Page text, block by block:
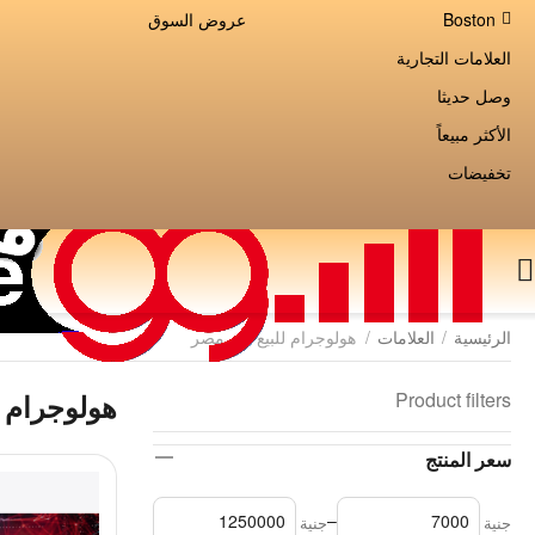
Boston
عروض السوق
العلامات التجارية
وصل حديثا
الأكثر مبيعاً
تخفيضات
الرئيسية / العلامات / هولوجرام للبيع في مصر
Product filters
سعر المنتج
جنية –جنية